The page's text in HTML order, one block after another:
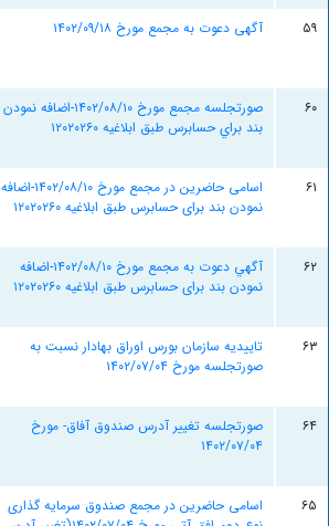
۵۹
آگهی دعوت به مجمع مورخ ۱۴۰۲/۰۹/۱۸
۶۰
صورتجلسه مجمع مورخ ۱۴۰۲/۰۸/۱۰-اضافه نمودن
بند براي حسابرس طبق ابلاغيه ۱۲۰۲۰۲۶۰
۶۱
اسامی حاضرین در مجمع مورخ ۱۴۰۲/۰۸/۱۰-اضافه
نمودن بند برای حسابرس طبق ابلاغیه ۱۲۰۲۰۲۶۰
۶۲
آگهي دعوت به مجمع مورخ ۱۴۰۲/۰۸/۱۰-اضافه
نمودن بند برای حسابرس طبق ابلاغیه ۱۲۰۲۰۲۶۰
۶۳
تاییدیه سازمان بورس اوراق بهادار نسبت به
صورتجلسه مورخ ۱۴۰۲/۰۷/۰۴
۶۴
صورتجلسه تغییر آدرس صندوق آفاق- مورخ
۱۴۰۲/۰۷/۰۴
۶۵
اسامی حاضرین در مجمع صندوق سرمایه گذاری